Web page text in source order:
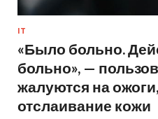
IT
«Было больно.
больно», —
жалуются на
отслаивание кожи